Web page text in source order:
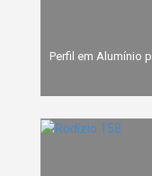
Perfil em Alumínio